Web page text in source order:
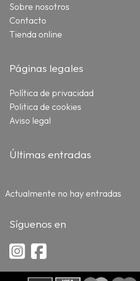
Sobre nosotros
Contacto
Tienda online
Páginas legales
Política de privacidad
Politica de cookies
Aviso legal
Últimas entradas
Actualmente no hay entradas
Síguenos en